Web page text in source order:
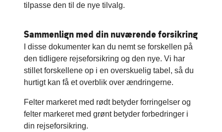
tilpasse den til de nye tilvalg.
Sammenlign med din nuværende forsikring
I disse dokumenter kan du nemt se forskellen på
den tidligere rejseforsikring og den nye. Vi har
stillet forskellene op i en overskuelig tabel, så du
hurtigt kan få et overblik over ændringerne.
Felter markeret med rødt betyder forringelser og
felter markeret med grønt betyder forbedringer i
din rejseforsikring.